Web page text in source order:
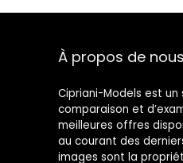
À propos de nous
Cipriani-Models est
comparaison et
meilleures offres
au courant des
images sont la